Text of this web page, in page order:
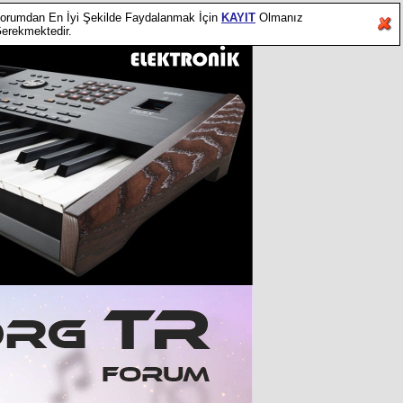
En İyi Şekilde Faydalanmak İçin KAYIT Olmanız